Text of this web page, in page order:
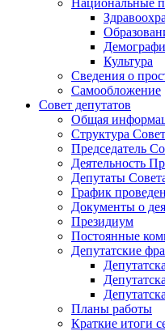
Культура
Сведения о
Самообложение
Совет депутатов
Общая
Структура
Председатель
Деятельность
Депутаты
График
Документы о
Президиум
Постоянные
Депутатские
Планы работы
Краткие итоги